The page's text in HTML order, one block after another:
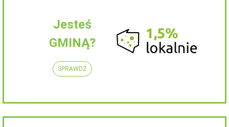
Jesteś
GMINĄ?
SPRAWDŹ